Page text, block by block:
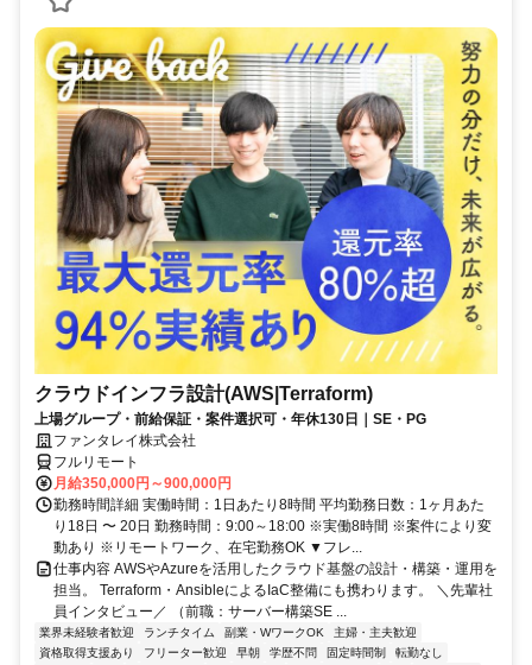
クラウドインフラ設計(AWS|Terraform)
上場グループ・前給保証・案件選択可・年休130日｜SE・PG
ファンタレイ株式会社
フルリモート
月給350,000円～900,000円
勤務時間詳細 実働時間：1日あたり8時間 平均勤務日数：1ヶ月あた
り18日 〜 20日 勤務時間：9:00～18:00 ※実働8時間 ※案件により変
動あり ※リモートワーク、在宅勤務OK ▼フレ...
仕事内容 AWSやAzureを活用したクラウド基盤の設計・構築・運用を
担当。 Terraform・AnsibleによるIaC整備にも携わります。 ＼先輩社
員インタビュー／ （前職：サーバー構築SE ...
業界未経験者歓迎 ランチタイム 副業・WワークOK
主婦・主夫歓迎
資格取得支援あり
フリーター歓迎 早朝 学歴不問 固定時間制
転勤なし